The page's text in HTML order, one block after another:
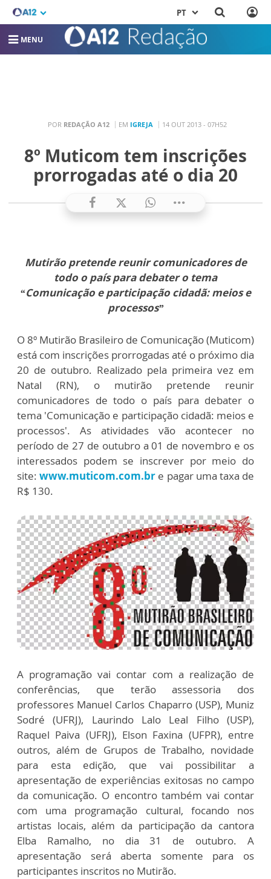
PT
MENU
POR REDAÇÃO A12 EM IGREJA 14 OUT 2013 - 07H52
8º Muticom tem inscrições
prorrogadas até o dia 20
Mutirão pretende reunir comunicadores de
todo o país para debater o tema
“Comunicação e participação cidadã: meios e
processos”
O 8º Mutirão Brasileiro de Comunicação (Muticom)
está com inscrições prorrogadas até o próximo dia
20 de outubro. Realizado pela primeira vez em
Natal (RN), o mutirão pretende reunir
comunicadores de todo o país para debater o
tema 'Comunicação e participação cidadã: meios e
processos'. As atividades vão acontecer no
período de 27 de outubro a 01 de novembro e os
interessados podem se inscrever por meio do
site:www.muticom.com.br e pagar uma taxa de
R$ 130.
A programação vai contar com a realização de
conferências, que terão assessoria dos
professores Manuel Carlos Chaparro (USP), Muniz
Sodré (UFRJ), Laurindo Lalo Leal Filho (USP),
Raquel Paiva (UFRJ), Elson Faxina (UFPR), entre
outros, além de Grupos de Trabalho, novidade
para esta edição, que vai possibilitar a
apresentação de experiências exitosas no campo
da comunicação. O encontro também vai contar
com uma programação cultural, focando nos
artistas locais, além da participação da cantora
Elba Ramalho, no dia 31 de outubro. A
apresentação será aberta somente para os
participantes inscritos no Mutirão.